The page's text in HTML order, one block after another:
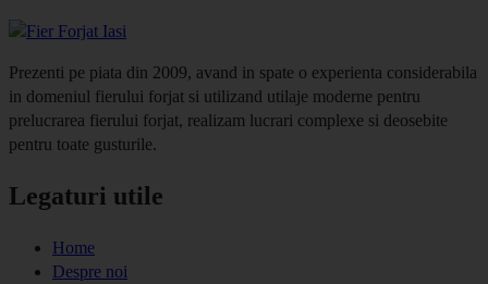
Prezenti pe piata din 2009, avand in spate o experienta considerabila
in domeniul fierului forjat si utilizand utilaje moderne pentru
prelucrarea fierului forjat, realizam lucrari complexe si deosebite
pentru toate gusturile.
Legaturi utile
Home
Despre noi